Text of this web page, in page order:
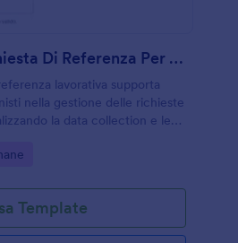
Modulo Di Richiesta Di Referenza Per Dipendenti
lavorativa supporta
nella gestione delle richieste
la data collection e le
Template